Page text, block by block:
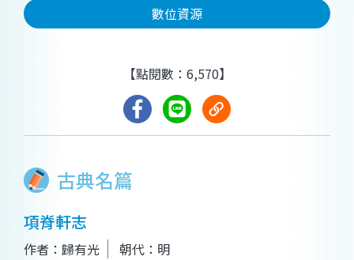
數位資源
【點閱數：6,570】
古典名篇
項脊軒志
作者：歸有光 朝代：明